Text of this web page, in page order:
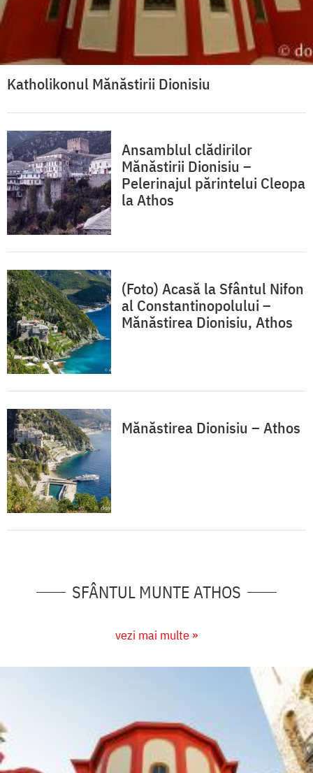
Katholikonul Mănăstirii Dionisiu
Ansamblul clădirilor
Mănăstirii Dionisiu –
Pelerinajul părintelui Cleopa
la Athos
(Foto) Acasă la Sfântul Nifon
al Constantinopolului –
Mănăstirea Dionisiu, Athos
Mănăstirea Dionisiu – Athos
SFÂNTUL MUNTE ATHOS
vezi mai multe »